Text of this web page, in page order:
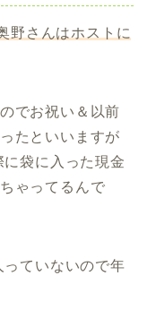
野さんはホストに
でお祝い＆以前
たといいますが
袋に入った現金
ゃってるんで
ていないので年